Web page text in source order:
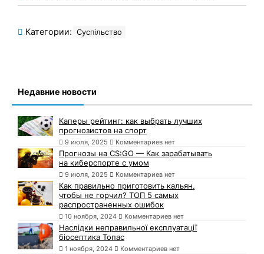
Категории: Суспільство
Недавние новости
Каперы рейтинг: как выбрать лучших
прогнозистов на спорт
9 июля, 2025 Комментариев нет
Прогнозы на CS:GO — Как зарабатывать
на киберспорте с умом
9 июля, 2025 Комментариев нет
Как правильно приготовить кальян,
чтобы не горчил? ТОП 5 самых
распространенных ошибок
10 ноября, 2024 Комментариев нет
Наслідки неправильної експлуатації
біосептика Топас
1 ноября, 2024 Комментариев нет